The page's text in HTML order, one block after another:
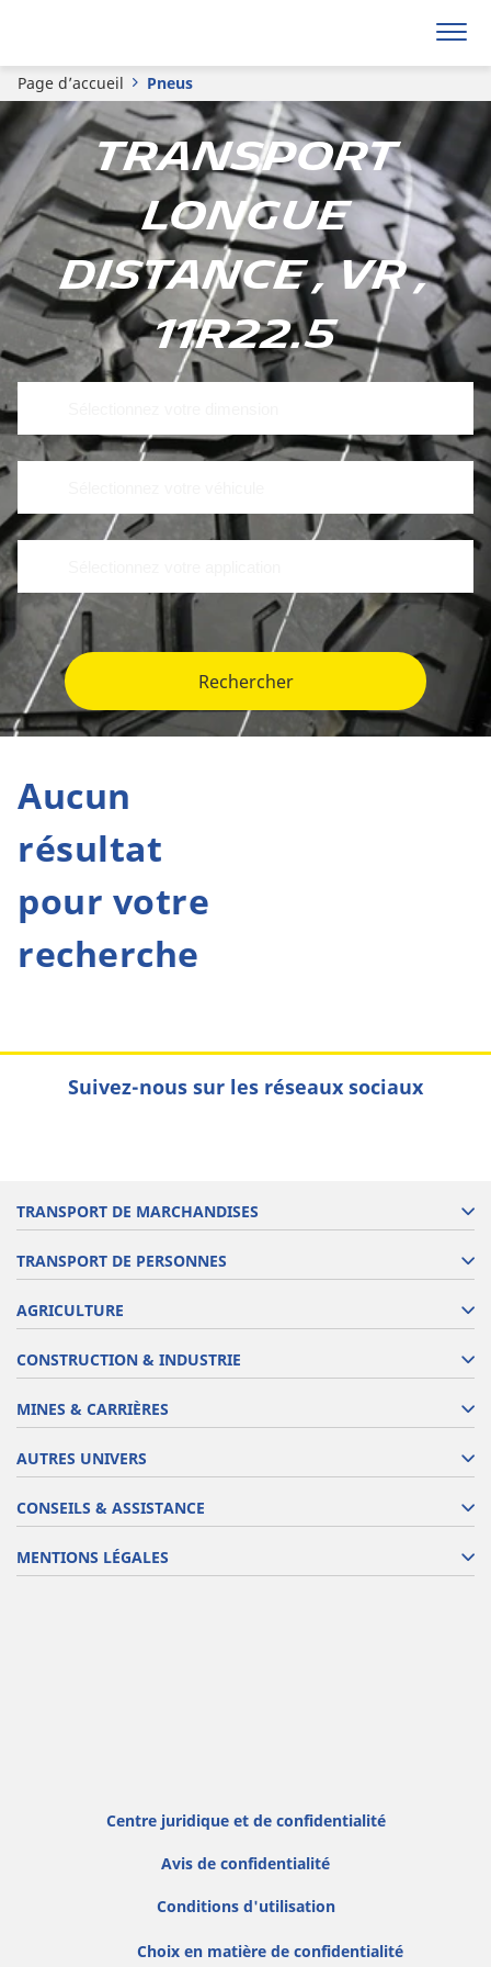
Page d’accueil Pneus
Transport
longue
distance , VR ,
11R22.5
Rechercher
Aucun
résultat
pour votre
recherche
Suivez-nous sur les réseaux sociaux
TRANSPORT DE MARCHANDISES
TRANSPORT DE PERSONNES
AGRICULTURE
CONSTRUCTION & INDUSTRIE
MINES & CARRIÈRES
AUTRES UNIVERS
CONSEILS & ASSISTANCE
MENTIONS LÉGALES
Centre juridique et de confidentialité
Avis de confidentialité
Conditions d'utilisation
Choix en matière de confidentialité